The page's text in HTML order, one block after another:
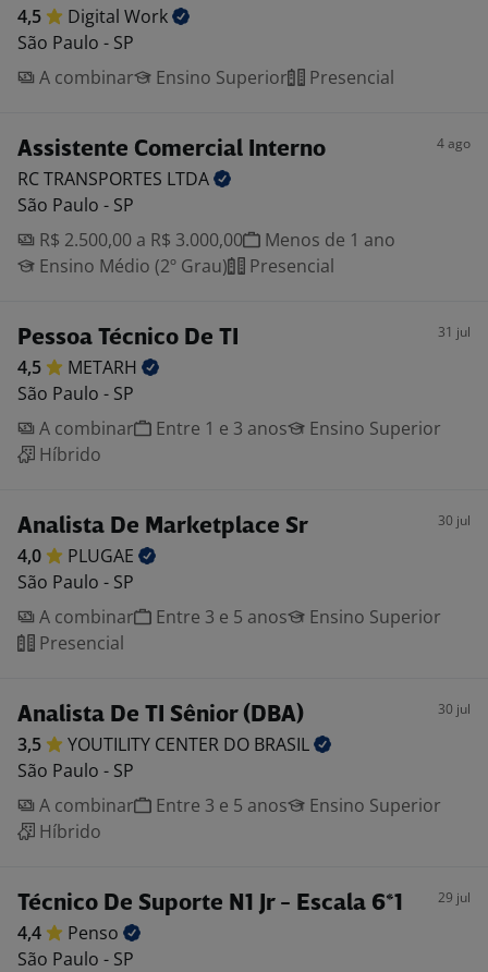
4,5 Digital Work
São Paulo - SP
A combinar
Ensino Superior Presencial
Assistente Comercial Interno 4 ago
RC TRANSPORTES LTDA
São Paulo - SP
R$ 2.500,00 a R$ 3.000,00
Menos de 1 ano
Ensino Médio (2º Grau)
Presencial
Pessoa Técnico De TI 31 jul
4,5
METARH
São Paulo - SP
A combinar
Entre 1 e 3 anos
Ensino Superior
Híbrido
Analista De Marketplace Sr 30 jul
4,0
PLUGAE
São Paulo - SP
A combinar
Entre 3 e 5 anos
Ensino Superior
Presencial
Analista De TI Sênior (DBA) 30 jul
3,5 YOUTILITY CENTER DO BRASIL
São Paulo - SP
A combinar
Entre 3 e 5 anos
Ensino Superior
Híbrido
Técnico De Suporte N1 Jr - Escala 6*1 29 jul
4,4
Penso
São Paulo - SP